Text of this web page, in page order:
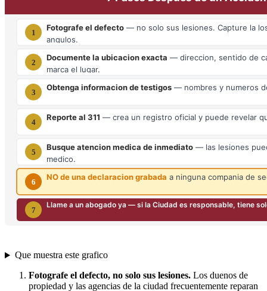
Que muestra este grafico
Fotografe el defecto, no solo sus lesiones. Los duenos de
propiedad y las agencias de la ciudad frecuentemente reparan